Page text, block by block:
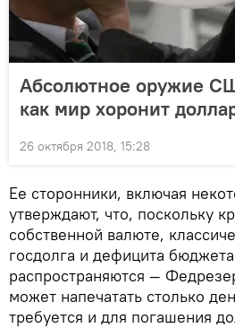
Абсолютное оружие
как мир хоронит
26 октября 2018, 15:28
Ее сторонники, включая
утверждают, что, поскольку
собственной валюте,
госдолга и дефицита
распространяются —
может напечатать столько
требуется и для погашения